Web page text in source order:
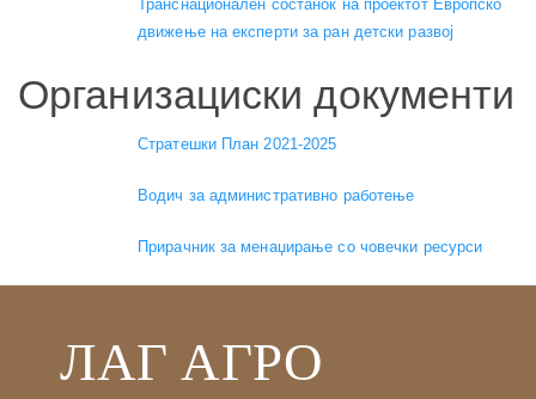
Транснационален состанок на проектот Европско
движење на експерти за ран детски развој
Организациски документи
Стратешки План 2021-2025
Водич за административно работење
Прирачник за менаџирање со човечки ресурси
ЛАГ АГРО